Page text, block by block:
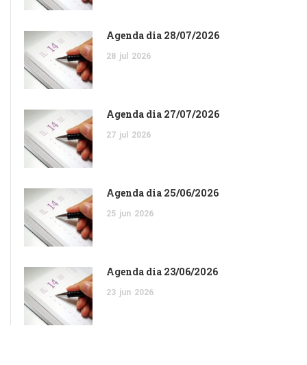
Agenda dia 28/07/2026
28 jul 2026
Agenda dia 27/07/2026
27 jul 2026
Agenda dia 25/06/2026
25 jun 2026
Agenda dia 23/06/2026
23 jun 2026